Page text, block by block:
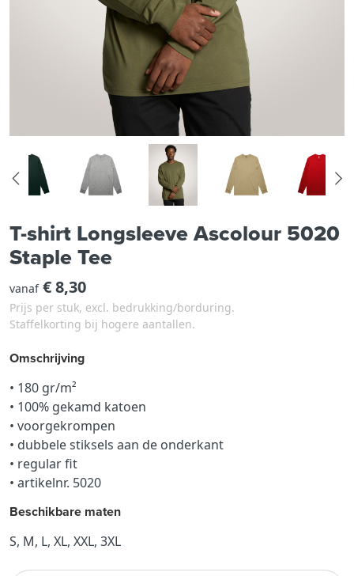
T-shirt Longsleeve Ascolour 5020
Staple Tee
vanaf€ 8,30
Prijs per stuk, excl. bedrukking/borduring.
Staffelkorting bij hogere aantallen.
Omschrijving
• 180 gr/m²
• 100% gekamd katoen
• voorgekrompen
• dubbele stiksels aan de onderkant
• regular fit
• artikelnr. 5020
Beschikbare maten
S, M, L, XL, XXL, 3XL